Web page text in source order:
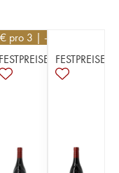
€ pro 3 | -10%
FESTPREISE
FESTPREISE